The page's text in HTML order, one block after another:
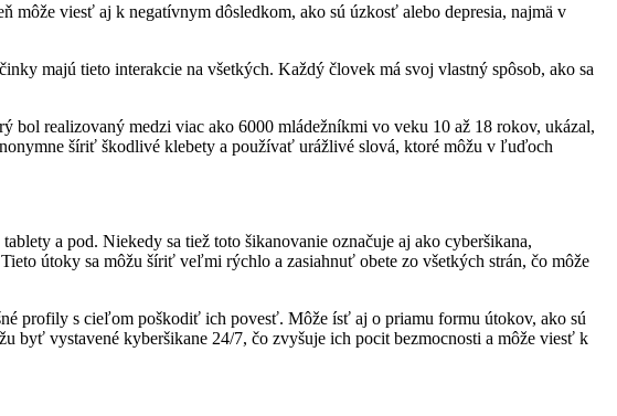
viesť aj k negatívnym dôsledkom, ako sú úzkosť alebo depresia, najmä v
majú tieto interakcie na všetkých. Každý človek má svoj vlastný spôsob, ako sa
bol realizovaný medzi viac ako 6000 mládežníkmi vo veku 10 až 18 rokov, ukázal,
šíriť škodlivé klebety a používať urážlivé slová, ktoré môžu v ľuďoch
a pod. Niekedy sa tiež toto šikanovanie označuje aj ako cyberšikana,
útoky sa môžu šíriť veľmi rýchlo a zasiahnuť obete zo všetkých strán, čo môže
profily s cieľom poškodiť ich povesť. Môže ísť aj o priamu formu útokov, ako sú
byť vystavené kyberšikane 24/7, čo zvyšuje ich pocit bezmocnosti a môže viesť k